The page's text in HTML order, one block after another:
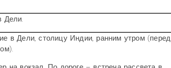
Дели.
в Дели, столицу Индии, ранним утром (перед